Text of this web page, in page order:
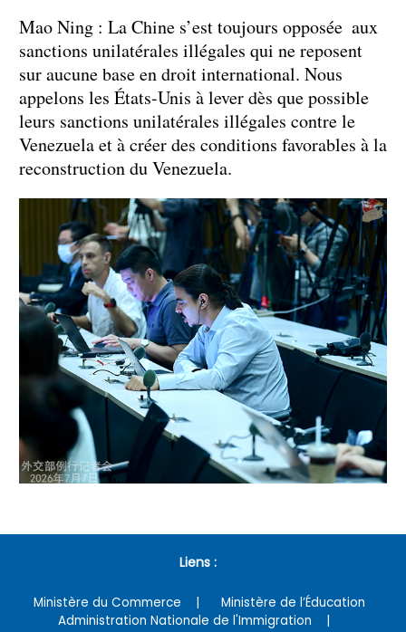
Mao Ning : La Chine s’est toujours opposée aux
sanctions unilatérales illégales qui ne reposent
sur aucune base en droit international. Nous
appelons les États-Unis à lever dès que possible
leurs sanctions unilatérales illégales contre le
Venezuela et à créer des conditions favorables à la
reconstruction du Venezuela.
Liens :
Ministère du Commerce
Ministère de l’Éducation
Administration Nationale de l'Immigration